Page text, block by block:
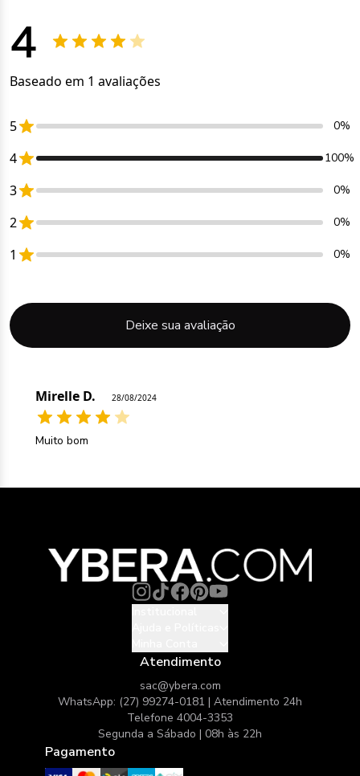
4
Baseado em 1 avaliações
5 0%
4 100%
3 0%
2 0%
1 0%
Deixe sua avaliação
Mirelle D. 28/08/2024
Muito bom
Atendimento
sac@ybera.com
WhatsApp: (27) 99274-0181 | Atendimento 24h
Telefone 4004-3353
Segunda a Sábado | 08h às 22h
Pagamento